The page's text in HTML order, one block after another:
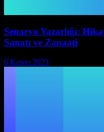
Senaryo Yazarlığı:
Sanatı ve Zanaati
6 Kasım 2023